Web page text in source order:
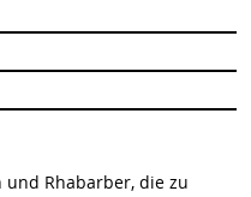
Rhabarber, die zu